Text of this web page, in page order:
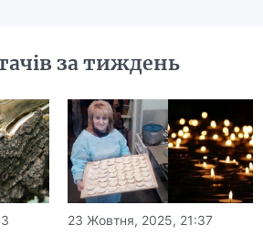
за тиждень
23 Жовтня, 2025, 21:37